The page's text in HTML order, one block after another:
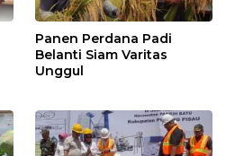
Panen Perdana Padi
Belanti Siam Varitas
Unggul